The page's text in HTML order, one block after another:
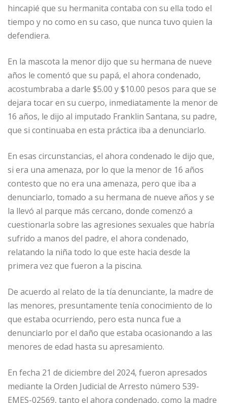
hincapié que su hermanita contaba con su ella todo el
tiempo y no como en su caso, que nunca tuvo quien la
defendiera.
En la mascota la menor dijo que su hermana de nueve
años le comentó que su papá, el ahora condenado,
acostumbraba a darle $5.00 y $10.00 pesos para que se
dejara tocar en su cuerpo, inmediatamente la menor de
16 años, le dijo al imputado Franklin Santana, su padre,
que si continuaba en esta práctica iba a denunciarlo.
En esas circunstancias, el ahora condenado le dijo que,
si era una amenaza, por lo que la menor de 16 años
contesto que no era una amenaza, pero que iba a
denunciarlo, tomado a su hermana de nueve años y se
la llevó al parque más cercano, donde comenzó a
cuestionarla sobre las agresiones sexuales que habría
sufrido a manos del padre, el ahora condenado,
relatando la niña todo lo que este hacia desde la
primera vez que fueron a la piscina.
De acuerdo al relato de la tía denunciante, la madre de
las menores, presuntamente tenía conocimiento de lo
que estaba ocurriendo, pero esta nunca fue a
denunciarlo por el daño que estaba ocasionando a las
menores de edad hasta su apresamiento.
En fecha 21 de diciembre del 2024, fueron apresados
mediante la Orden Judicial de Arresto número 539-
EMES-02569, tanto el ahora condenado, como la madre